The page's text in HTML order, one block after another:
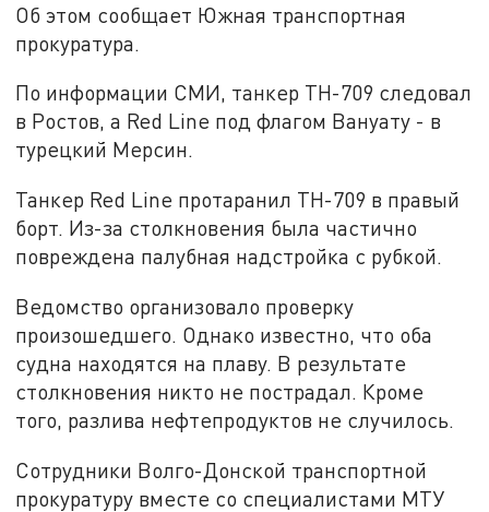
Об этом сообщает Южная транспортная
прокуратура.
По информации СМИ, танкер ТН-709 следовал
в Ростов, а Red Line под флагом Вануату - в
турецкий Мерсин.
Танкер Red Line протаранил ТН-709 в правый
борт. Из-за столкновения была частично
повреждена палубная надстройка с рубкой.
Ведомство организовало проверку
произошедшего. Однако известно, что оба
судна находятся на плаву. В результате
столкновения никто не пострадал. Кроме
того, разлива нефтепродуктов не случилось.
Сотрудники Волго-Донской транспортной
прокуратуру вместе со специалистами МТУ